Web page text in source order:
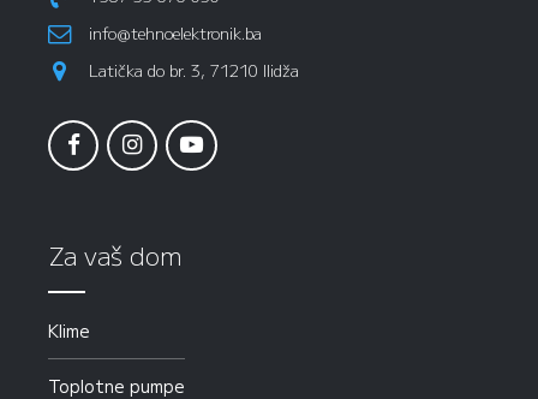
info@tehnoelektronik.ba
Latička do br. 3, 71210 Ilidža
Za vaš dom
Klime
Toplotne pumpe